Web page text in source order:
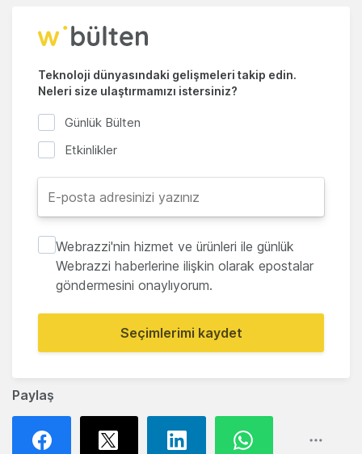
Paylaş
Teknoloji dünyasındaki gelişmeleri takip edin.
Neleri size ulaştırmamızı istersiniz?
Günlük Bülten
Etkinlikler
Webrazzi'nin hizmet ve ürünleri ile günlük
Webrazzi haberlerine ilişkin olarak epostalar
göndermesini onaylıyorum.
Seçimlerimi kaydet